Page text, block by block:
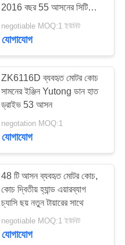
2016 বছর 55 আসনের সিটি
ডিজেল
negotiable MOQ:1 ইউনিট
যোগাযোগ
ZK6116D ব্যবহৃত মোটর কোচ
সামনের ইঞ্জিন Yutong ডান হাত
ড্রাইভ 53 আসন
negotation MOQ:1
যোগাযোগ
48 টি আসন ব্যবহৃত মোটর কোচ,
কোচ দ্বিতীয় হ্যান্ড এয়ারব্যাগ
চ্যাসি ছয় নতুন টায়ারের সাথে
negotiable MOQ:1 ইউনিট
যোগাযোগ